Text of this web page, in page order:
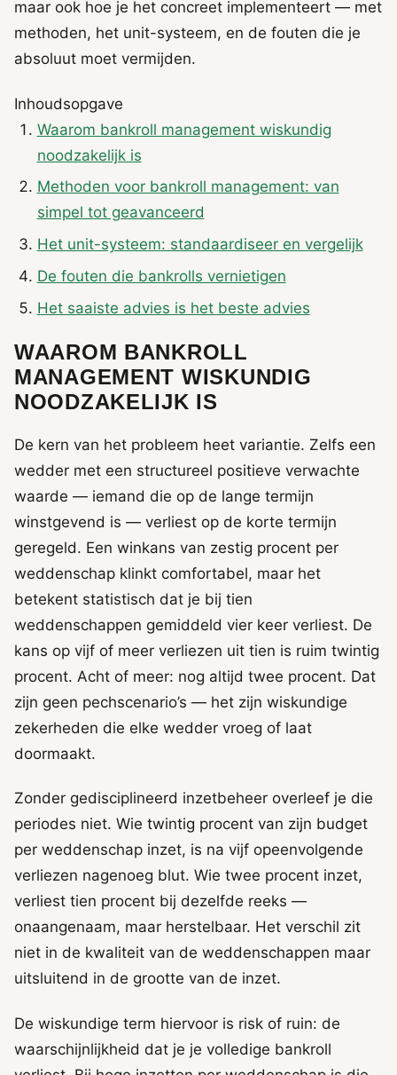
maar ook hoe je het concreet implementeert — met
methoden, het unit-systeem, en de fouten die je
absoluut moet vermijden.
Inhoudsopgave
Waarom bankroll management wiskundig
noodzakelijk is
Methoden voor bankroll management: van
simpel tot geavanceerd
Het unit-systeem: standaardiseer en vergelijk
De fouten die bankrolls vernietigen
Het saaiste advies is het beste advies
WAAROM BANKROLL
MANAGEMENT WISKUNDIG
NOODZAKELIJK IS
De kern van het probleem heet variantie. Zelfs een
wedder met een structureel positieve verwachte
waarde — iemand die op de lange termijn
winstgevend is — verliest op de korte termijn
geregeld. Een winkans van zestig procent per
weddenschap klinkt comfortabel, maar het
betekent statistisch dat je bij tien
weddenschappen gemiddeld vier keer verliest. De
kans op vijf of meer verliezen uit tien is ruim twintig
procent. Acht of meer: nog altijd twee procent. Dat
zijn geen pechscenario’s — het zijn wiskundige
zekerheden die elke wedder vroeg of laat
doormaakt.
Zonder gedisciplineerd inzetbeheer overleef je die
periodes niet. Wie twintig procent van zijn budget
per weddenschap inzet, is na vijf opeenvolgende
verliezen nagenoeg blut. Wie twee procent inzet,
verliest tien procent bij dezelfde reeks —
onaangenaam, maar herstelbaar. Het verschil zit
niet in de kwaliteit van de weddenschappen maar
uitsluitend in de grootte van de inzet.
De wiskundige term hiervoor is risk of ruin: de
waarschijnlijkheid dat je je volledige bankroll